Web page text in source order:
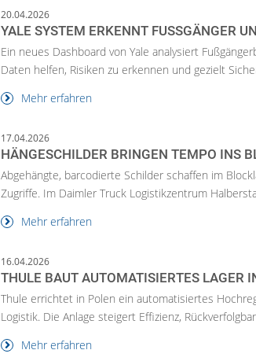
20.04.2026
YALE SYSTEM ERKENNT FUSSGÄNGER
Ein neues Dashboard von Yale analysiert
Daten helfen, Risiken zu erkennen und gezielt
Mehr erfahren
17.04.2026
HÄNGESCHILDER BRINGEN TEMPO INS
Abgehängte, barcodierte Schilder schaffen im
Zugriffe. Im Daimler Truck Logistikzentrum
Mehr erfahren
16.04.2026
THULE BAUT AUTOMATISIERTES LAGER
Thule errichtet in Polen ein automatisiertes
Logistik. Die Anlage steigert Effizienz,
Mehr erfahren